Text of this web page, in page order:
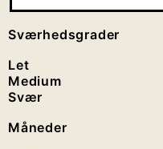
Sværhedsgrader
Let
Medium
Svær
Måneder